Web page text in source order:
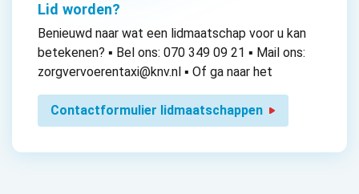
Lid worden?
Benieuwd naar wat een lidmaatschap voor u kan
betekenen? ▪ Bel ons: 070 349 09 21 ▪ Mail ons:
zorgvervoerentaxi@knv.nl ▪ Of ga naar het
Contactformulier lidmaatschappen